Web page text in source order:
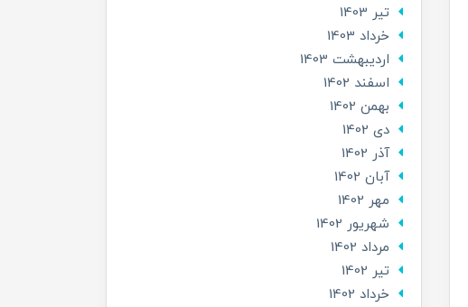
تير 1403
خرداد 1403
ارديبهشت 1403
اسفند 1402
بهمن 1402
دی 1402
آذر 1402
آبان 1402
مهر 1402
شهریور 1402
مرداد 1402
تير 1402
خرداد 1402